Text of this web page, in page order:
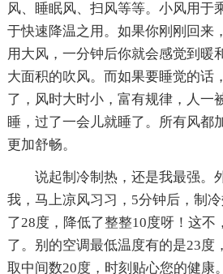
风、睡眠风、扫风等等。小风用于
于快速降温之用。如果你刚刚回来
用大风，一分钟后你就会感觉到暖
大面积的吹风。而如果要睡觉的话
了，风时大时小，富有规律，人一
睡，过了一会儿就睡了。所有风都
更加舒畅。
说起制冷制热，还是我最强。
我，马上凉风习习，5分钟后，制
了28度，降低了整整10度呀！这不
了。别的空调最低温度有的是23度
取中间数20度，时刻贴心您的健康。